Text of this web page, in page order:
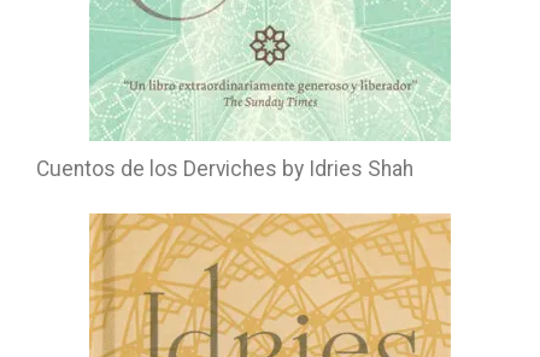
Cuentos de los Derviches by Idries Shah